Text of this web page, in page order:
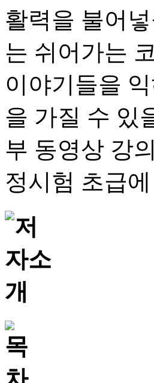
활력을 불어
는 쉬어가는
이야기들을
을 가질 수 있
부 동영상 강
정시험 초급